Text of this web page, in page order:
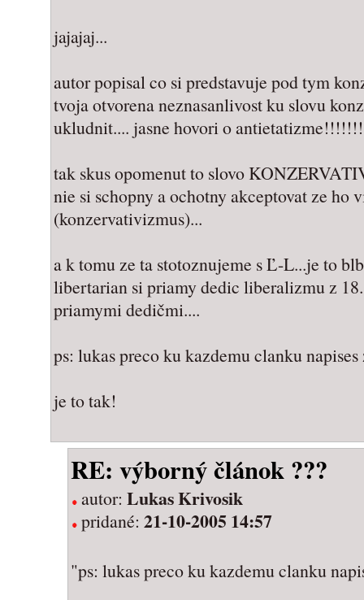
jajajaj...
autor popisal co si predstavuje pod tym
tvoja otvorena neznasanlivost ku slovu
ukludnit.... jasne hovori o
tak skus opomenut to slovo
nie si schopny a ochotny akceptovat ze ho
(konzervativizmus)...
a k tomu ze ta stotoznujeme s Ľ-L...je to
libertarian si priamy dedic liberalizmu z
priamymi dedičmi....
ps: lukas preco ku kazdemu clanku
je to tak!
RE: výborný článok ???
autor: Lukas Krivosik
pridané: 21-10-2005 14:57
"ps: lukas preco ku kazdemu clanku